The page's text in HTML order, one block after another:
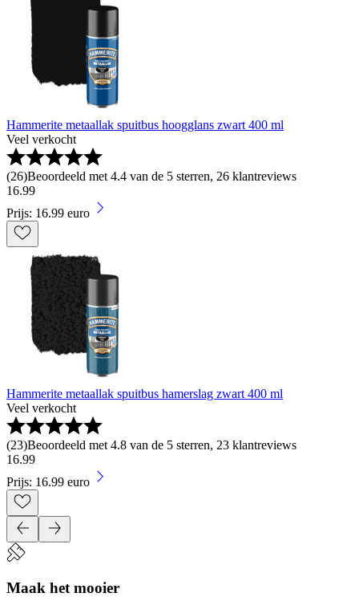
Hammerite metaallak spuitbus hoogglans zwart 400 ml
Veel verkocht
(26)Beoordeeld met 4.4 van de 5 sterren, 26 klantreviews
16.99
Prijs: 16.99 euro
Hammerite metaallak spuitbus hamerslag zwart 400 ml
Veel verkocht
(23)Beoordeeld met 4.8 van de 5 sterren, 23 klantreviews
16.99
Prijs: 16.99 euro
Maak het mooier